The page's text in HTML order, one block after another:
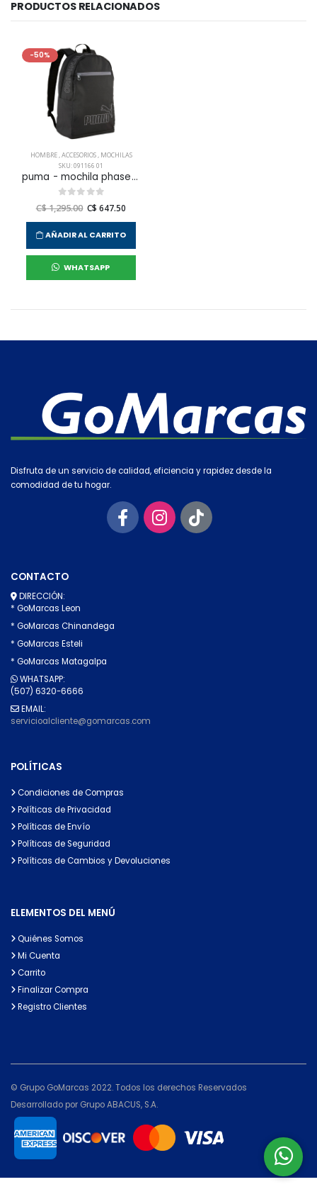
PRODUCTOS RELACIONADOS
-50%
HOMBRE,ACCESORIOS, MOCHILAS
SKU: 091166 01
puma - mochila phase ii para hombre
C$ 1,295.00 C$ 647.50
AÑADIR AL CARRITO
WHATSAPP
Disfruta de un servicio de calidad, eficiencia y rapidez desde la
comodidad de tu hogar.
CONTACTO
DIRECCIÓN:
* GoMarcas Leon
* GoMarcas Chinandega
* GoMarcas Esteli
* GoMarcas Matagalpa
WHATSAPP:
(507) 6320-6666
EMAIL:
servicioalcliente@gomarcas.com
POLÍTICAS
Condiciones de Compras
Políticas de Privacidad
Políticas de Envío
Políticas de Seguridad
Políticas de Cambios y Devoluciones
ELEMENTOS DEL MENÚ
Quiénes Somos
Mi Cuenta
Carrito
Finalizar Compra
Registro Clientes
© Grupo GoMarcas 2022. Todos los derechos Reservados
Desarrollado por Grupo ABACUS, S.A.